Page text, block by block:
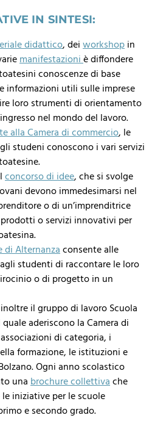
IN SINTESI:
didattico, deiworkshopin
manifestazioniè diffondere
conoscenze di base
informazioni utili sulle imprese
loro strumenti di orientamento
nel mondo del lavoro.
alla Camera di commercio, le
studeni conoscono i vari servizi
concorso di idee, che si svolge
devono immedesimarsi nel
o di un’imprenditrice
o servizi innovativi per
di Alternanzaconsente alle
studenti di raccontare le loro
o di progetto in un
inoltre ilgruppo di lavoro Scuola
aderiscono la Camera di
di categoria, i
formazione, le istituzioni e
Ogni anno scolastico
unabrochure collettivache
iniziative per le scuole
e secondo grado.